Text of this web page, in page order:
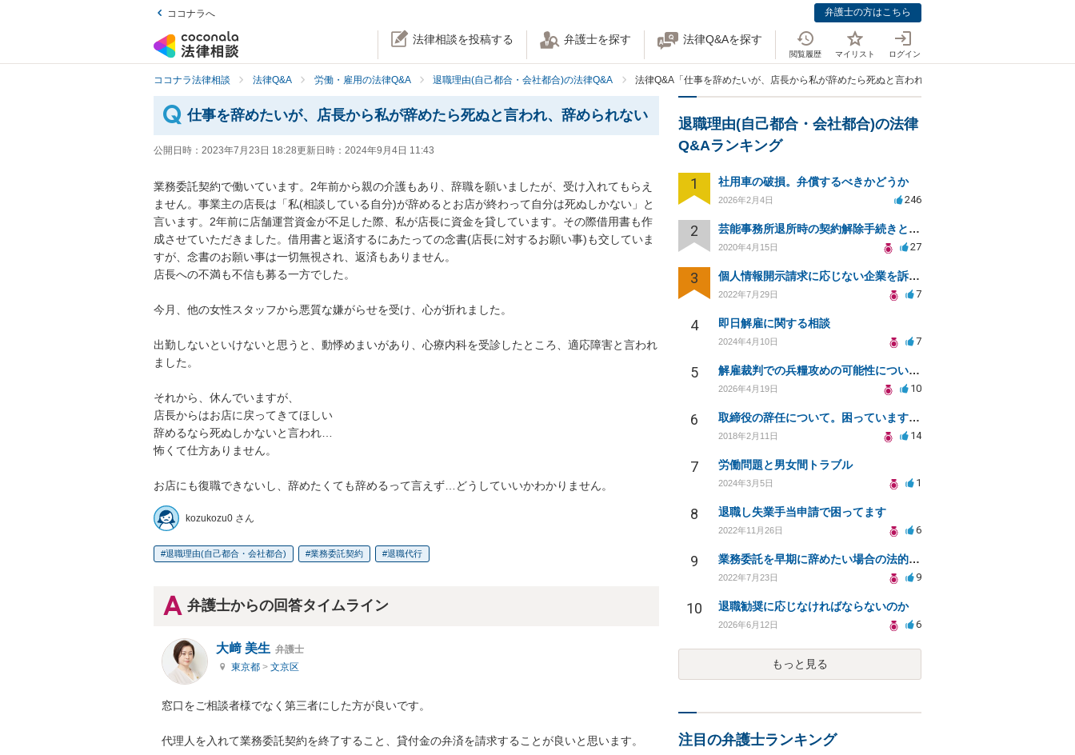
ココナラへ 弁護士の方はこちら
法律相談を投稿する 弁護士を探す 法律Q&Aを探す
閲覧履歴 マイリスト ログイン
ココナラ法律相談 法律Q&A 労働・雇用の法律Q&A 退職理由(自己都合・会社都合)の法律Q&A 法律Q&A「仕事を辞めたいが、店長から私が辞めたら死ぬと言われ、辞められない」
仕事を辞めたいが、店長から私が辞めたら死ぬと言われ、辞められない
公開日時： 2023年7月23日 18:28更新日時： 2024年9月4日 11:43
業務委託契約で働いています。2年前から親の介護もあり、辞職を願いましたが、受け入れてもらえ
ません。事業主の店長は「私(相談している自分)が辞めるとお店が終わって自分は死ぬしかない」と
言います。2年前に店舗運営資金が不足した際、私が店長に資金を貸しています。その際借用書も作
成させていただきました。借用書と返済するにあたっての念書(店長に対するお願い事)も交していま
すが、念書のお願い事は一切無視され、返済もありません。
店長への不満も不信も募る一方でした。
今月、他の女性スタッフから悪質な嫌がらせを受け、心が折れました。
出勤しないといけないと思うと、動悸めまいがあり、心療内科を受診したところ、適応障害と言われ
ました。
それから、休んでいますが、
店長からはお店に戻ってきてほしい
辞めるなら死ぬしかないと言われ…
怖くて仕方ありません。
お店にも復職できないし、辞めたくても辞めるって言えず…どうしていいかわかりません。
kozukozu0 さん
退職理由(自己都合・会社都合) 業務委託契約 退職代行
弁護士からの回答タイムライン
大﨑 美生 弁護士
東京都 > 文京区
窓口をご相談者様でなく第三者にした方が良いです。
代理人を入れて業務委託契約を終了すること、貸付金の弁済を請求することが良いと思います。
退職理由(自己都合・会社都合)の法律
Q&Aランキング
1 社用車の破損。弁償するべきかどうか
2026年2月4日 246
2 芸能事務所退所時の契約解除手続きと注意事項
2020年4月15日 27
3 個人情報開示請求に応じない企業を訴えたい
2022年7月29日 7
4 即日解雇に関する相談
2024年4月10日 7
5 解雇裁判での兵糧攻めの可能性についての相談
2026年4月19日 10
6 取締役の辞任について。困っています。法律的に問題（リスク）がない辞任の仕方を教えてください。
2018年2月11日 14
7 労働問題と男女間トラブル
2024年3月5日 1
8 退職し失業手当申請で困ってます
2022年11月26日 6
9 業務委託を早期に辞めたい場合の法的リスクと対策
2022年7月23日 9
10 退職勧奨に応じなければならないのか
2026年6月12日 6
もっと見る
注目の弁護士ランキング